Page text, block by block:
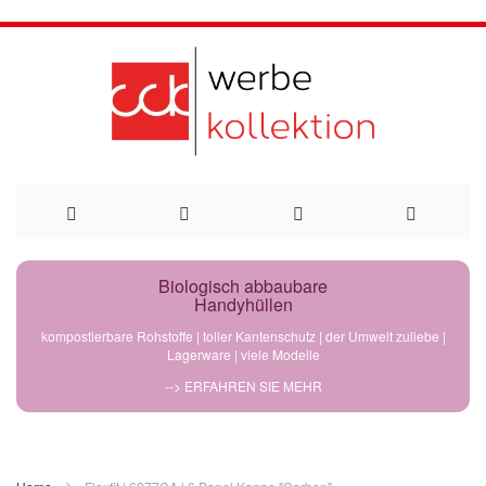
Direkt
Biologisch abbaubare
Handyhüllen
kompostierbare Rohstoffe | toller Kantenschutz | der Umwelt zuliebe |
Lagerware | viele Modelle
--> ERFAHREN SIE MEHR